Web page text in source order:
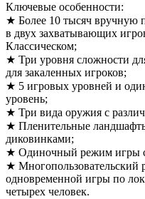
Ключевые особенности:
★ Более 10 тысяч вручную
в двух захватывающих
Классическом;
★ Три уровня сложности
для закаленных игроков;
★ 5 игровых уровней и
уровень;
★ Три вида оружия с
★ Пленительные
диковинками;
★ Одиночный режим игры с
★ Многопользовательский
одновременной игры по
четырех человек.